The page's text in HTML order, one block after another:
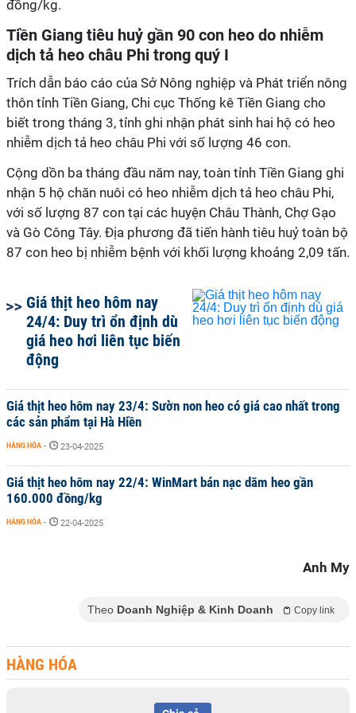
đồng/kg.
Tiền Giang tiêu huỷ gần 90 con heo do nhiễm
dịch tả heo châu Phi trong quý I
Trích dẫn báo cáo của Sở Nông nghiệp và Phát triển nông
thôn tỉnh Tiền Giang, Chi cục Thống kê Tiền Giang cho
biết trong tháng 3, tỉnh ghi nhận phát sinh hai hộ có heo
nhiễm dịch tả heo châu Phi với số lượng 46 con.
Cộng dồn ba tháng đầu năm nay, toàn tỉnh Tiền Giang ghi
nhận 5 hộ chăn nuôi có heo nhiễm dịch tả heo châu Phi,
với số lượng 87 con tại các huyện Châu Thành, Chợ Gạo
và Gò Công Tây. Địa phương đã tiến hành tiêu huỷ toàn bộ
87 con heo bị nhiễm bệnh với khối lượng khoảng 2,09 tấn.
Giá thịt heo hôm nay
24/4: Duy trì ổn định dù
giá heo hơi liên tục biến
động
Giá thịt heo hôm nay 23/4: Sườn non heo có giá cao nhất trong
các sản phẩm tại Hà Hiền
HÀNG HÓA - 23-04-2025
Giá thịt heo hôm nay 22/4: WinMart bán nạc dăm heo gần
160.000 đồng/kg
HÀNG HÓA - 22-04-2025
Anh My
Theo Doanh Nghiệp & Kinh Doanh Copy link
HÀNG HÓA